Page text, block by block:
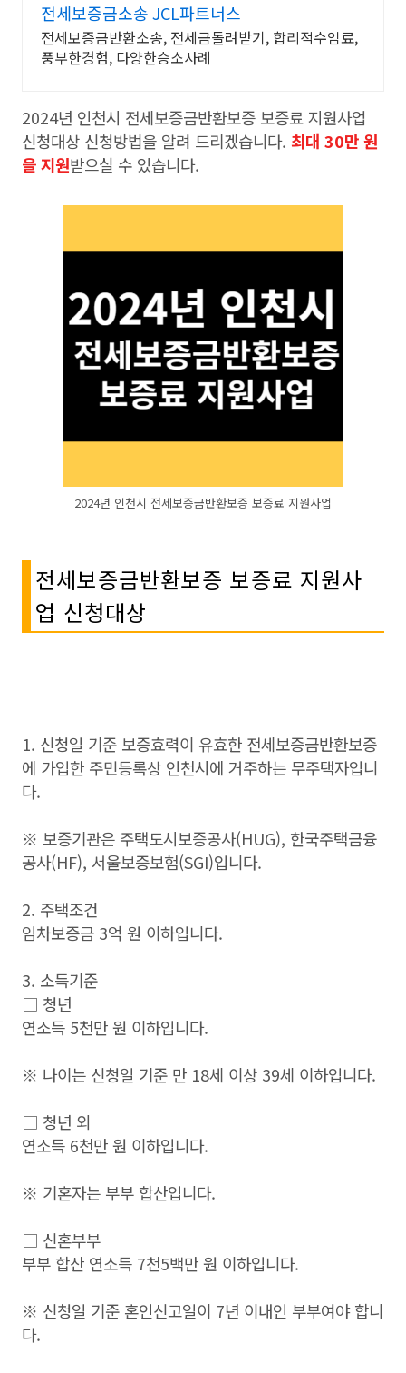
전세보증금소송 JCL파트너스
전세보증금반환소송, 전세금돌려받기, 합리적수임료,
풍부한경험, 다양한승소사례
2024년 인천시 전세보증금반환보증 보증료 지원사업
신청대상 신청방법을 알려 드리겠습니다. 최대 30만 원
을 지원받으실 수 있습니다.
2024년 인천시 전세보증금반환보증 보증료 지원사업
전세보증금반환보증 보증료 지원사
업 신청대상
1. 신청일 기준 보증효력이 유효한 전세보증금반환보증
에 가입한 주민등록상 인천시에 거주하는 무주택자입니
다.
※ 보증기관은 주택도시보증공사(HUG), 한국주택금융
공사(HF), 서울보증보험(SGI)입니다.
2. 주택조건
임차보증금 3억 원 이하입니다.
3. 소득기준
□ 청년
연소득 5천만 원 이하입니다.
※ 나이는 신청일 기준 만 18세 이상 39세 이하입니다.
□ 청년 외
연소득 6천만 원 이하입니다.
※ 기혼자는 부부 합산입니다.
□ 신혼부부
부부 합산 연소득 7천5백만 원 이하입니다.
※ 신청일 기준 혼인신고일이 7년 이내인 부부여야 합니
다.